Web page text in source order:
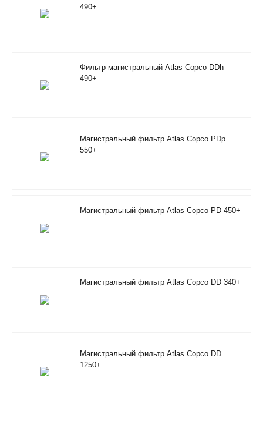
490+
Фильтр магистральный Atlas Copco DDh
490+
Магистральный фильтр Atlas Copco PDp
550+
Магистральный фильтр Atlas Copco PD 450+
Магистральный фильтр Atlas Copco DD 340+
Магистральный фильтр Atlas Copco DD
1250+